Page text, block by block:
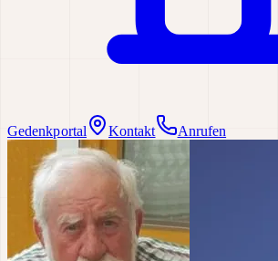
Gedenkportal Kontakt Anrufen